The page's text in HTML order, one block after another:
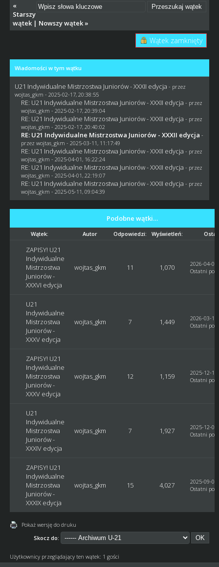
«
Starszy
wątek| Nowszy wątek»
Wątek zamknięty
Wiadomości w tym wątku
U21 Indywidualne Mistrzostwa Juniorów - XXXII edycja - przez
wojtas_gkm - 2025-02-17, 20:38:55
RE: U21 Indywidualne Mistrzostwa Juniorów - XXXII edycja - przez
wojtas_gkm - 2025-02-17, 20:39:04
RE: U21 Indywidualne Mistrzostwa Juniorów - XXXII edycja - przez
wojtas_gkm - 2025-02-17, 20:40:02
RE: U21 Indywidualne Mistrzostwa Juniorów - XXXII edycja -
przez wojtas_gkm - 2025-03-11, 11:17:49
RE: U21 Indywidualne Mistrzostwa Juniorów - XXXII edycja - przez
wojtas_gkm - 2025-04-01, 16:22:24
RE: U21 Indywidualne Mistrzostwa Juniorów - XXXII edycja - przez
wojtas_gkm - 2025-04-01, 22:19:07
RE: U21 Indywidualne Mistrzostwa Juniorów - XXXII edycja - przez
wojtas_gkm - 2025-05-11, 09:04:39
Podobne wątki…
Wątek: Autor Odpowiedzi: Wyświetleń:
ZAPISY! U21
Indywidualne
Mistrzostwa
Juniorów -
XXXVI edycja
wojtas_gkm 11 1,070
2026-04-
Ostatni post
U21
Indywidualne
Mistrzostwa
Juniorów -
XXXV edycja
wojtas_gkm 7 1,449
2026-03-
Ostatni post
ZAPISY! U21
Indywidualne
Mistrzostwa
Juniorów -
XXXV edycja
wojtas_gkm 12 1,159
2025-12-
Ostatni post
U21
Indywidualne
Mistrzostwa
Juniorów -
XXXIV edycja
wojtas_gkm 7 1,927
2025-12-
Ostatni post
ZAPISY! U21
Indywidualne
Mistrzostwa
Juniorów -
XXXIX edycja
wojtas_gkm 15 4,027
2025-09-
Ostatni post
Pokaż wersję do druku
Skocz do:
Użytkownicy przeglądający ten wątek: 1 gości